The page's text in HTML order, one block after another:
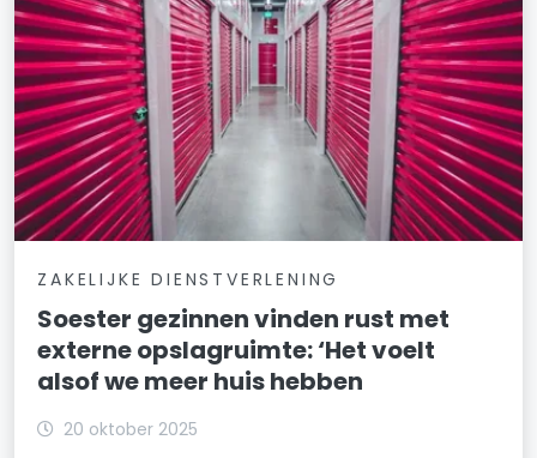
ZAKELIJKE DIENSTVERLENING
Soester gezinnen vinden rust met
externe opslagruimte: ‘Het voelt
alsof we meer huis hebben
20 oktober 2025